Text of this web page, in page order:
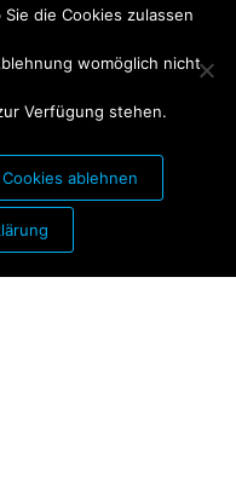
die Cookies zulassen
womöglich nicht
Verfügung stehen.
Cookies ablehnen